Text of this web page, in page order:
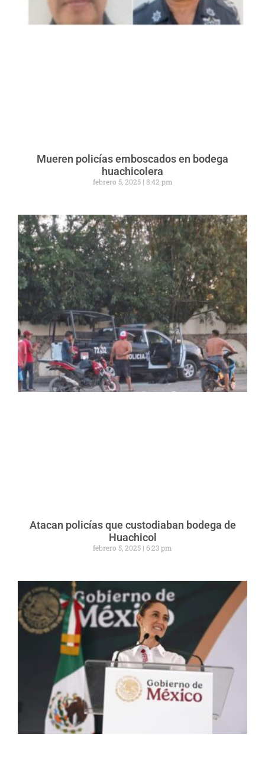
Mueren policías emboscados en bodega
huachicolera
febrero 5, 2025 8:42 pm
Atacan policías que custodiaban bodega de
Huachicol
febrero 5, 2025 6:23 pm